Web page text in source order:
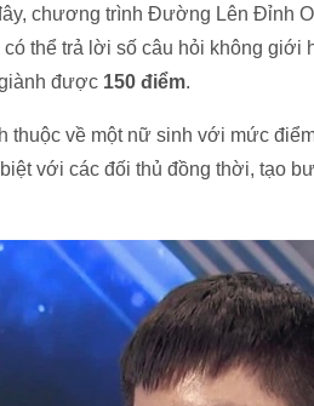
chương trình Đường Lên Đỉnh
thể trả lời số câu hỏi không giới
được 150 điểm.
thuộc về một nữ sinh với mức
với các đối thủ đồng thời, tạo